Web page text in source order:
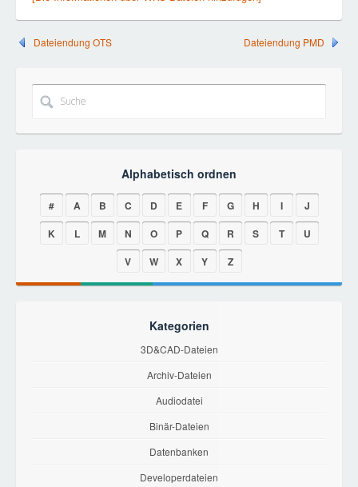
Dateiendung OTS Dateiendung PMD
Alphabetisch ordnen
# A B C D E F G H I
J
K
L M N O P Q R S T
U
V
W X Y Z
Kategorien
3D&CAD-Dateien
Archiv-Dateien
Audiodatei
Binär-Dateien
Datenbanken
Developerdateien